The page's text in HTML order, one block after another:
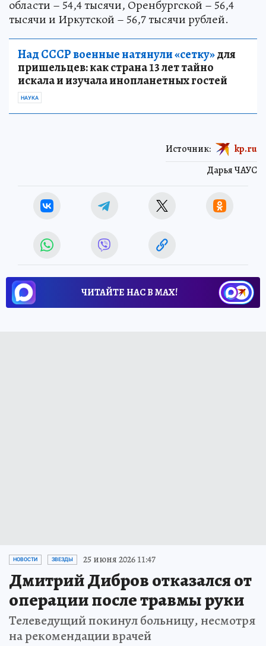
области – 54,4 тысячи, Оренбургской – 56,4
тысячи и Иркутской – 56,7 тысячи рублей.
Над СССР военные натянули «сетку»для
пришельцев: как страна 13 лет тайно
искала и изучала инопланетных гостей
НАУКА
Дарья ЧАУС
Источник: kp.ru
ЧИТАЙТЕ НАС В МАХ!
НОВОСТИ ЗВЕЗДЫ 25 июня 2026 11:47
Дмитрий Дибров отказался от
операции после травмы руки
Телеведущий покинул больницу, несмотря
на рекомендации врачей